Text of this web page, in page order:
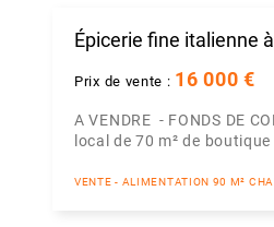
Épicerie fine italienne
Prix de vente : 16 000 €
A VENDRE - FONDS DE
local de 70 m² de
VENTE - ALIMENTATION 90 M²